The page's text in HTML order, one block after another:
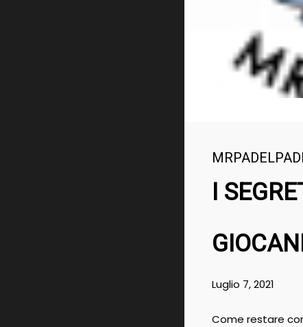
I
Luglio 7, 2021
Come restare